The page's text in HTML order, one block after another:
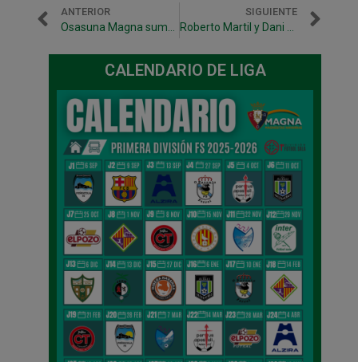
ANTERIOR
Osasuna Magna suma un empate que sabe a poco y alcanza los 30 puntos
SIGUIENTE
Roberto Martil y Dani Saldise visitan Talleres Goñi, patrocinador de Osasuna Magna
CALENDARIO DE LIGA